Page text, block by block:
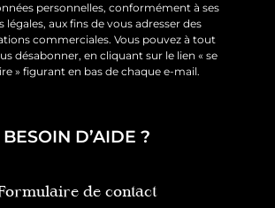
personnelles, conformément à ses
légales, aux fins de vous adresser des
commerciales. Vous pouvez à tout
désabonner, en cliquant sur le lien « se
» figurant en bas de chaque e-mail.
BESOIN D’AIDE ?
de contact